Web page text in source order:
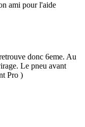
ami pour l'aide
donc 6eme. Au
Le pneu avant
Pro )